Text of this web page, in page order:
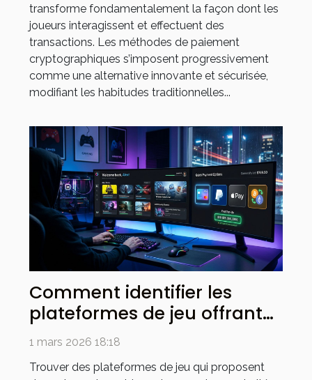
transforme fondamentalement la façon dont les
joueurs interagissent et effectuent des
transactions. Les méthodes de paiement
cryptographiques s’imposent progressivement
comme une alternative innovante et sécurisée,
modifiant les habitudes traditionnelles...
Comment identifier les
plateformes de jeu offrant
des paiements rapides ?
1 mars 2026 18:18
Trouver des plateformes de jeu qui proposent